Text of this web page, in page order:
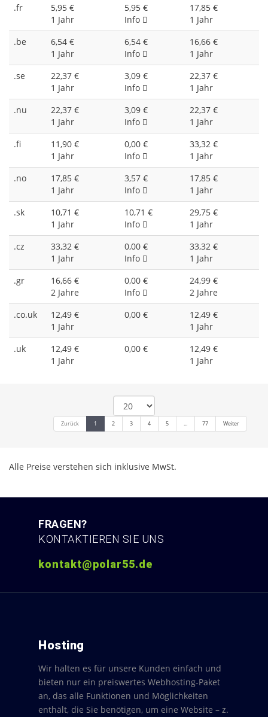
.fr
5,95 €
1 Jahr
5,95 €
Info
17,85 €
1 Jahr
.be
6,54 €
1 Jahr
6,54 €
Info
16,66 €
1 Jahr
.se
22,37 €
1 Jahr
3,09 €
Info
22,37 €
1 Jahr
.nu
22,37 €
1 Jahr
3,09 €
Info
22,37 €
1 Jahr
.fi
11,90 €
1 Jahr
0,00 €
Info
33,32 €
1 Jahr
.no
17,85 €
1 Jahr
3,57 €
Info
17,85 €
1 Jahr
.sk
10,71 €
1 Jahr
10,71 €
Info
29,75 €
1 Jahr
.cz
33,32 €
1 Jahr
0,00 €
Info
33,32 €
1 Jahr
.gr
16,66 €
2 Jahre
0,00 €
Info
24,99 €
2 Jahre
.co.uk
12,49 €
1 Jahr
0,00 €
12,49 €
1 Jahr
.uk
12,49 €
1 Jahr
0,00 €
12,49 €
1 Jahr
Zurück 1 2 3 4 5 ... 77 Weiter
Alle Preise verstehen sich inklusive MwSt.
FRAGEN?
KONTAKTIEREN SIE UNS
kontakt@polar55.de
Hosting
Wir halten es für unsere Kunden einfach und
bieten nur ein preiswertes Webhosting-Paket
an, das alle Funktionen und Möglichkeiten
enthält, die Sie benötigen, um eine Website – z.